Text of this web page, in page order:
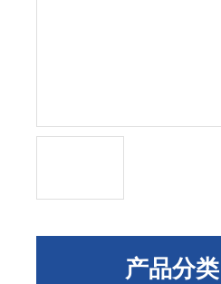
产品分类